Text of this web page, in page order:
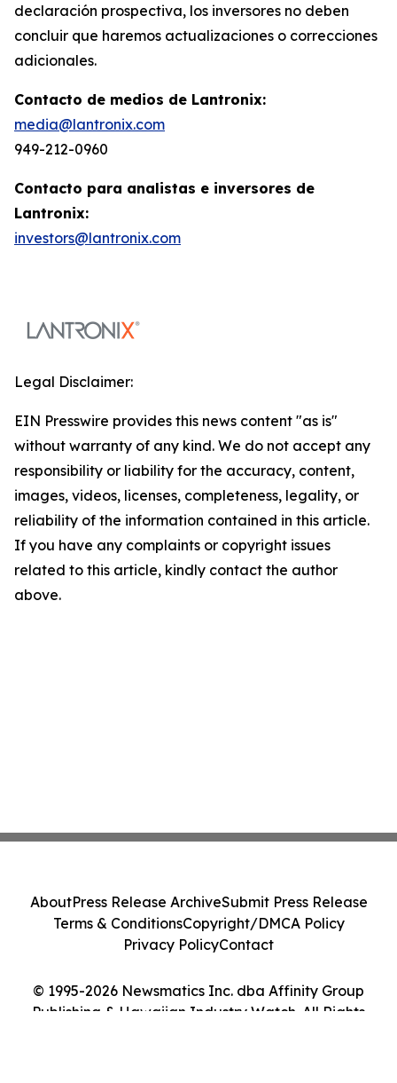
declaración prospectiva, los inversores no deben
concluir que haremos actualizaciones o correcciones
adicionales.
Contacto de medios de Lantronix:
media@lantronix.com
949-212-0960
Contacto para analistas e inversores de
Lantronix:
investors@lantronix.com
Legal Disclaimer:
EIN Presswire provides this news content "as is"
without warranty of any kind. We do not accept any
responsibility or liability for the accuracy, content,
images, videos, licenses, completeness, legality, or
reliability of the information contained in this article.
If you have any complaints or copyright issues
related to this article, kindly contact the author
above.
© 1995-2026 Newsmatics Inc. dba Affinity Group
Publishing & Hawaiian Industry Watch. All Rights
AboutPress Release ArchiveSubmit Press Release
Terms & ConditionsCopyright/DMCA Policy
Privacy PolicyContact